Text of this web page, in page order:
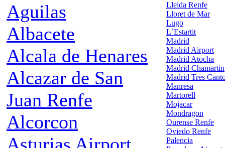
Aguilas
Albacete
Alcala de Henares
Alcazar de San
Juan Renfe
Alcorcon
Lleida Renfe
Lloret de Mar
Lugo
L´Estartit
Madrid
Madrid Airport
Madrid Atocha
Madrid Chamartin
Madrid Tres
Manresa
Martorell
Mojacar
Mondragon
Ourense Renfe
Oviedo Renfe
Palencia